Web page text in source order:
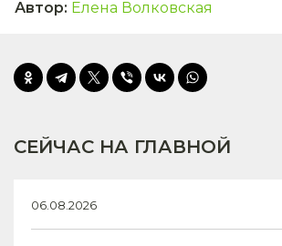
Автор: Елена Волковская
СЕЙЧАС НА ГЛАВНОЙ
06.08.2026